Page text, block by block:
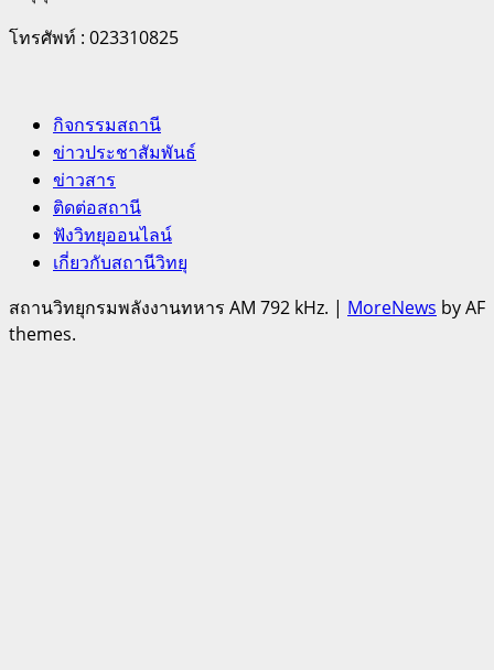
โทรศัพท์ : 023310825
กิจกรรมสถานี
ข่าวประชาสัมพันธ์
ข่าวสาร
ติดต่อสถานี
ฟังวิทยุออนไลน์
เกี่ยวกับสถานีวิทยุ
สถานวิทยุกรมพลังงานทหาร AM 792 kHz. | MoreNews by AF
themes.